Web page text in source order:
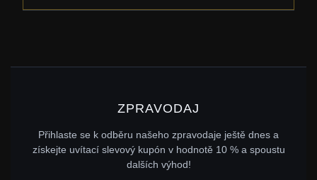
ZPRAVODAJ
Přihlaste se k odběru našeho zpravodaje ještě dnes a
získejte uvítací slevový kupón v hodnotě 10 % a spoustu
dalších výhod!